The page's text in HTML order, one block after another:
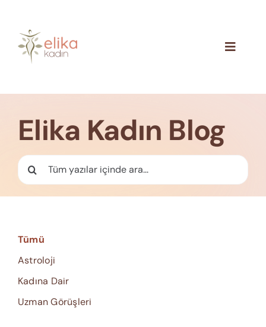
content
Toggle
İletişim
Elika Kadın Blog
Ara:
Tümü
Astroloji
Kadına Dair
Uzman Görüşleri